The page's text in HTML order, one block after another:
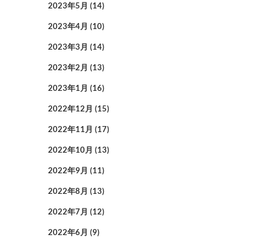
2023年5月 (14)
2023年4月 (10)
2023年3月 (14)
2023年2月 (13)
2023年1月 (16)
2022年12月 (15)
2022年11月 (17)
2022年10月 (13)
2022年9月 (11)
2022年8月 (13)
2022年7月 (12)
2022年6月 (9)